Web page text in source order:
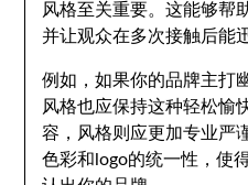
风格至关重要。这能够帮
并让观众在多次接触后能
例如，如果你的品牌主打
风格也应保持这种轻松愉
容，风格则应更加专业严
色彩和logo的统一性，使